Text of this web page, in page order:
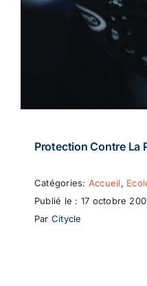
Protection Contre La
Catégories: Accueil,
Publié le : 17 octobre
Par Citycle